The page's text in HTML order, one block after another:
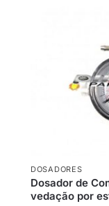
DOSADORES
Dosador de
vedação por